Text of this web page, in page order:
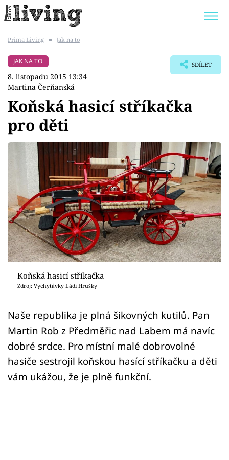
BYDLENÍ SLAVNÝCH
Témata
Bydlení
Zahrada
Design
Sledujte prima+
Přihlášení
Prima Living ■ Jak na to
JAK NA TO
8. listopadu 2015 13:34
Martina Čerňanská
SDÍLET
Koňská hasicí stříkačka
pro děti
Koňská hasicí stříkačka
Zdroj: Vychytávky Ládi Hrušky
Naše republika je plná šikovných kutilů. Pan
Martin Rob z Předměřic nad Labem má navíc
dobré srdce. Pro místní malé dobrovolné
hasiče sestrojil koňskou hasící stříkačku a děti
vám ukážou, že je plně funkční.